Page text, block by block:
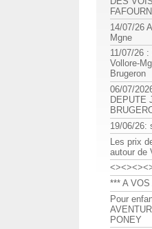
14/07/26
Mgne
11/07/26
Vollore-
Brugeron
06/07/
DEPUTE
19/06/26:
Les prix
autour de
*** A
Pour
PONEY